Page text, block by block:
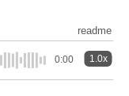
readme
0:00 1.0x